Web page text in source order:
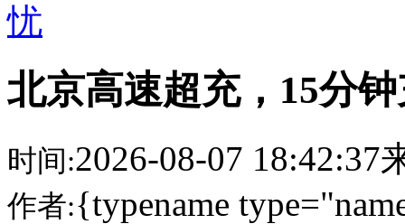
忧
北京高速超充，15分
时间:2026-08-07 18:42:37
作者:{typename